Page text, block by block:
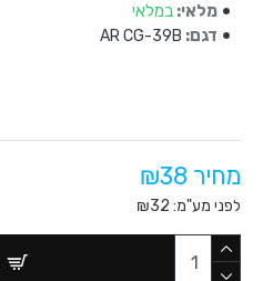
מלאי: במלאי
דגם: AR CG-39B
מחיר ₪38
לפני מע"מ: ₪32